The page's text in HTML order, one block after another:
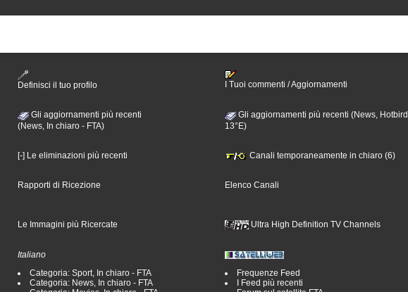
Definisci il tuo profilo
I Tuoi commenti / Aggiornamenti
Gli aggiornamenti più recenti
(News, In chiaro - FTA)
Gli aggiornamenti più recenti (News, Hotbird
13°E)
[-] Le eliminazioni più recenti Canali temporaneamente in chiaro (6)
Rapporti di Ricezione Elenco Canali
Le Immagini più Ricercate Ultra High Definition TV Channels
Italiano
Categoria: Sport, In chiaro - FTA
Categoria: News, In chiaro - FTA
Frequenze Feed
I Feed più recenti